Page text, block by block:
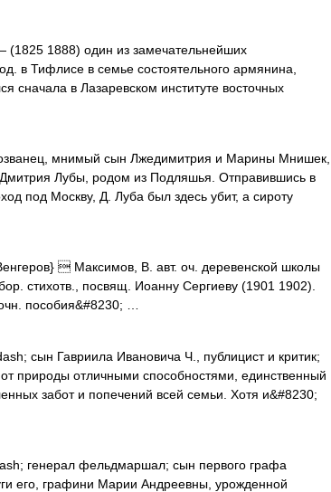
(1825 1888) один из замечательнейших
в Тифлисе в семье состоятельного армянина,
сначала в Лазаревском институте восточных
мнимый сын Лжедимитрия и Марины Мнишек,
Лубы, родом из Подляшья. Отправившись в
под Москву, Д. Луба был здесь убит, а сироту
 Максимов, В. авт. оч. деревенской школы
стихотв., посвящ. Иоанну Сергиеву (1901 1902).
пособия&#8230; …
сын Гавриила Ивановича Ч., публицист и критик;
природы отличными способностями, единственный
забот и попечений всей семьи. Хотя и&#8230;
генерал фельдмаршал; сын первого графа
его, графини Марии Андреевны, урожденной